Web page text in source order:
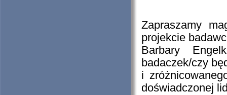
Zapraszamy
projekcie
Barbary
badaczek/czy
i
doświadczonej